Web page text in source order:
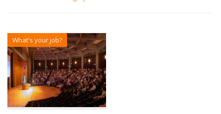
What's your job?